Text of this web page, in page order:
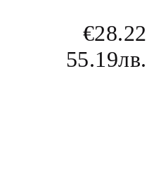
€28.22
55.19лв.